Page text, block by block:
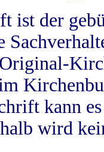
ist der
kann
wird